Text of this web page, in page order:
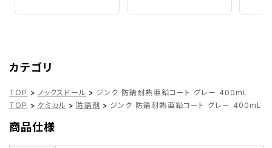
カテゴリ
TOP > ノックスドール > ジンク 防錆耐熱亜鉛コート グレー 400mL
TOP > ケミカル > 防錆剤 > ジンク 防錆耐熱亜鉛コート グレー 400mL
商品仕様